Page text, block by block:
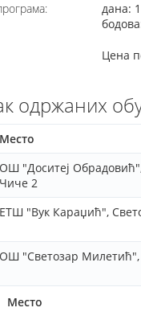
дана: 1
Цена
одржаних
Место
Место
ОШ "Доситеј
Чиче 2
ЕТШ "Вук Караџић",
ОШ "Светозар